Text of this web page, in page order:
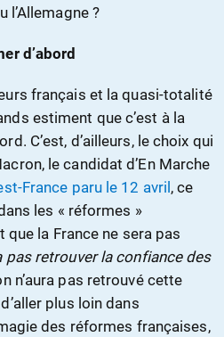
l’Allemagne ?
d’abord
français et la quasi-totalité
estiment que c’est à la
C’est, d’ailleurs, le choix qui
le candidat d’En Marche
France paru le 12 avril , ce
les « réformes »
la France ne sera pas
pas retrouver la confiance des
n’aura pas retrouvé cette
plus loin dans
des réformes françaises,